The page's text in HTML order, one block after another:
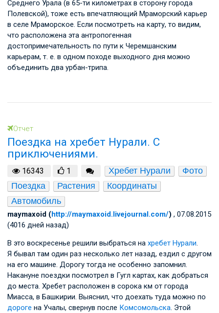
Среднего Урала (в 65-ти километрах в сторону города
Полевской), тоже есть впечатляющий Мраморский карьер
в селе Мраморское. Если посмотреть на карту, то видим,
что расположена эта антропогенная
достопримечательность по пути к Черемшанским
карьерам, т. е. в одном походе выходного дня можно
объединить два урбан-трипа.
Отчет
Поездка на хребет Нурали. С
приключениями.
16343 1 Хребет Нурали
Фото
Поездка
Растения
Координаты
Автомобиль
maymaxoid (http://maymaxoid.livejournal.com/) , 07.08.2015
(4016 дней назад)
В это воскресенье решили выбраться на хребет Нурали.
Я бывал там один раз несколько лет назад, ездил с другом
на его машине. Дорогу тогда не особенно запомнил.
Накануне поездки посмотрел в Гугл картах, как добраться
до места. Хребет расположен в сорока км от города
Миасса, в Башкирии. Выяснил, что доехать туда можно по
дороге на Учалы, свернув после Комсомольска. Этой